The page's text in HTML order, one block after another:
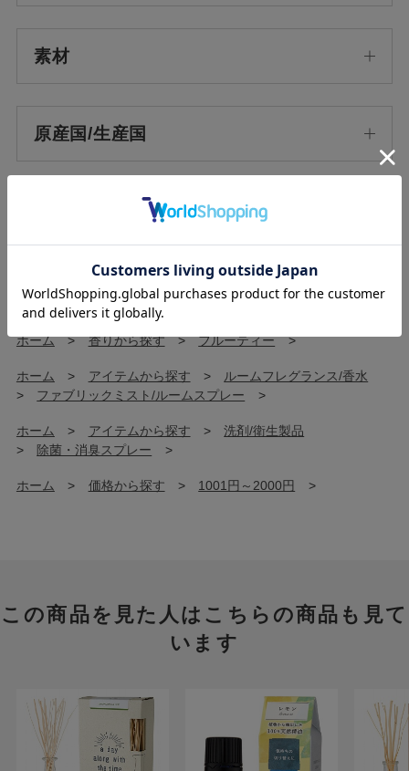
素材
原産国/生産国
ホーム > ORIGINAL >
ホーム > 香りから探す > フルーティー >
ホーム > アイテムから探す >
ルームフレグランス/香水
>
ファブリックミスト/ルームスプレー >
ホーム > アイテムから探す >
洗剤/衛生製品
>
除菌・消臭スプレー >
ホーム > 価格から探す > 1001円～2000円 >
この商品を見た人はこちらの商品も見て
います